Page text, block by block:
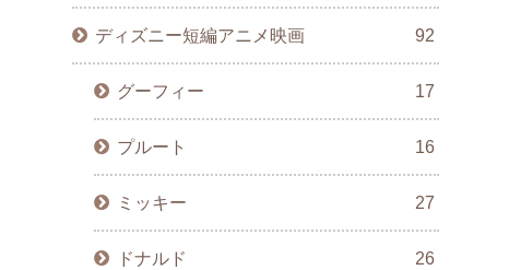
ディズニー短編アニメ映画 92
グーフィー 17
プルート 16
ミッキー 27
ドナルド 26